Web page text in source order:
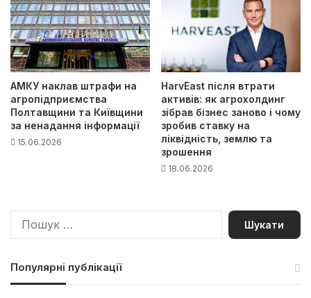
АМКУ наклав штрафи на
агропідприємства
Полтавщини та Київщини
за ненадання інформації
15.06.2026
HarvEast після втрати
активів: як агрохолдинг
зібрав бізнес заново і чому
зробив ставку на
ліквідність, землю та
зрошення
18.06.2026
П
Популярні публікації